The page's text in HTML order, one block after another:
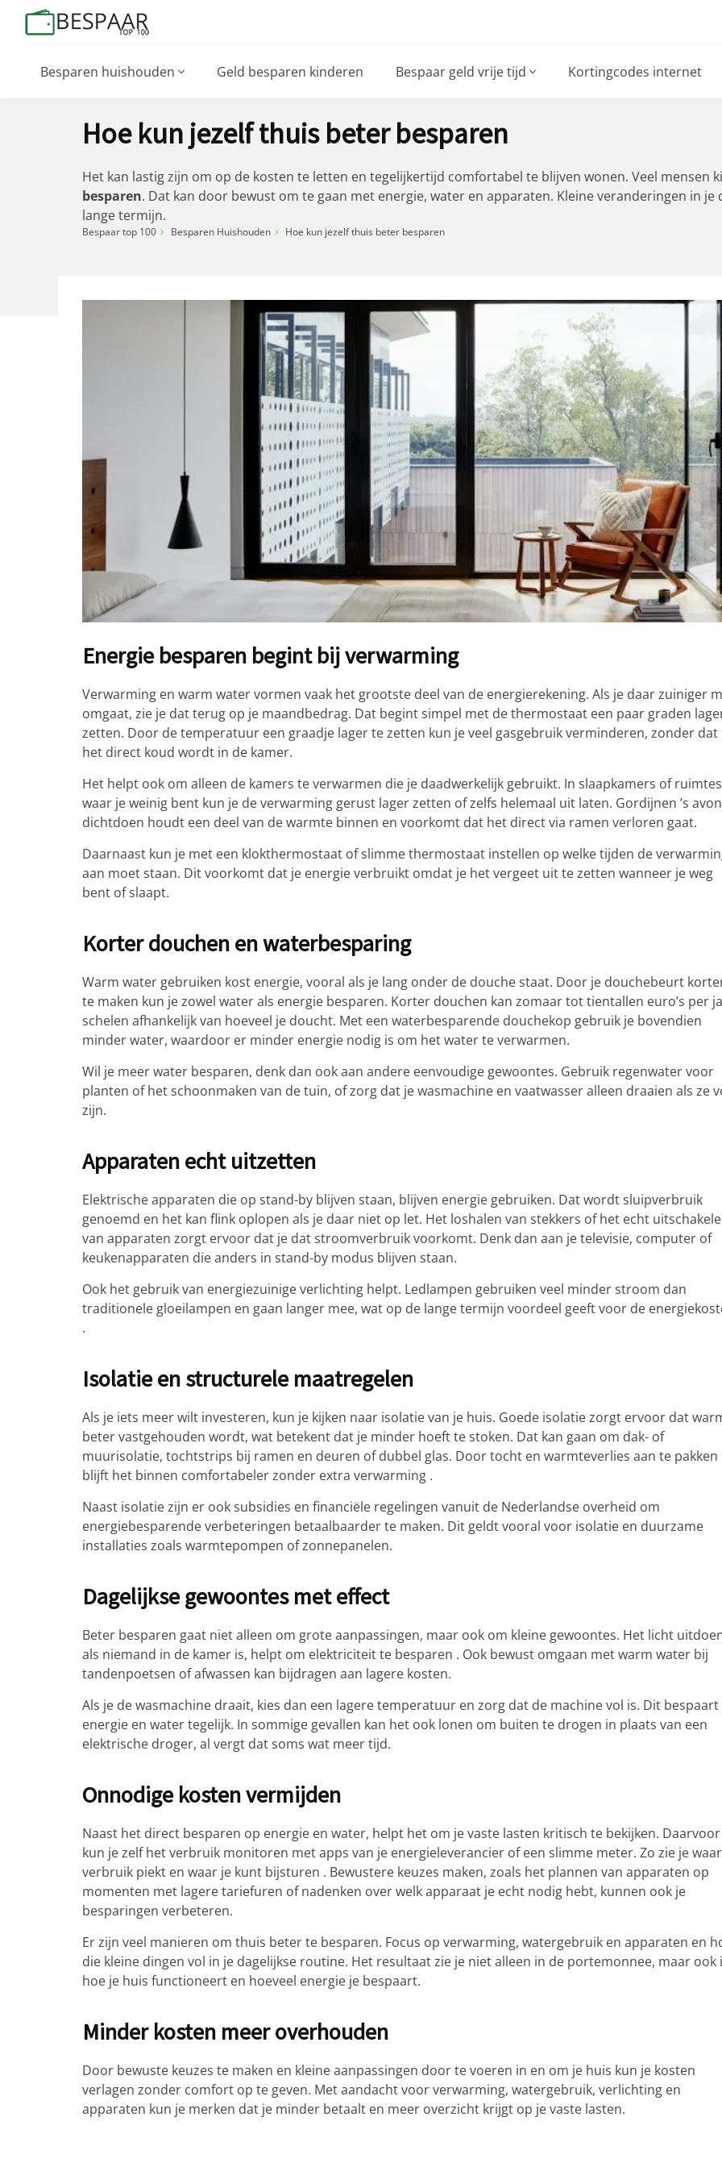
Besparen huishouden Geld besparen kinderen Bespaar geld vrije tijd Kortingcodes internet
Hoe kun jezelf thuis beter besparen
Het kan lastig zijn om op de kosten te letten en tegelijkertijd comfortabel te blijven wonen. Veel mensen
besparen. Dat kan door bewust om te gaan met energie, water en apparaten. Kleine veranderingen in
lange termijn.
Bespaar top 100 Besparen Huishouden Hoe kun jezelf thuis beter besparen
Energie besparen begint bij verwarming
Verwarming en warm water vormen vaak het grootste deel van de energierekening. Als je daar zuiniger
omgaat, zie je dat terug op je maandbedrag. Dat begint simpel met de thermostaat een paar graden
zetten. Door de temperatuur een graadje lager te zetten kun je veel gasgebruik verminderen, zonder dat
het direct koud wordt in de kamer.
Het helpt ook om alleen de kamers te verwarmen die je daadwerkelijk gebruikt. In slaapkamers of ruimtes
waar je weinig bent kun je de verwarming gerust lager zetten of zelfs helemaal uit laten. Gordijnen ’s
dichtdoen houdt een deel van de warmte binnen en voorkomt dat het direct via ramen verloren gaat.
Daarnaast kun je met een klokthermostaat of slimme thermostaat instellen op welke tijden de
aan moet staan. Dit voorkomt dat je energie verbruikt omdat je het vergeet uit te zetten wanneer je weg
bent of slaapt.
Korter douchen en waterbesparing
Warm water gebruiken kost energie, vooral als je lang onder de douche staat. Door je douchebeurt
te maken kun je zowel water als energie besparen. Korter douchen kan zomaar tot tientallen euro’s per
schelen afhankelijk van hoeveel je doucht. Met een waterbesparende douchekop gebruik je bovendien
minder water, waardoor er minder energie nodig is om het water te verwarmen.
Wil je meer water besparen, denk dan ook aan andere eenvoudige gewoontes. Gebruik regenwater voor
planten of het schoonmaken van de tuin, of zorg dat je wasmachine en vaatwasser alleen draaien als ze
zijn.
Apparaten echt uitzetten
Elektrische apparaten die op stand-by blijven staan, blijven energie gebruiken. Dat wordt sluipverbruik
genoemd en het kan flink oplopen als je daar niet op let. Het loshalen van stekkers of het echt
van apparaten zorgt ervoor dat je dat stroomverbruik voorkomt. Denk dan aan je televisie, computer of
keukenapparaten die anders in stand-by modus blijven staan.
Ook het gebruik van energiezuinige verlichting helpt. Ledlampen gebruiken veel minder stroom dan
traditionele gloeilampen en gaan langer mee, wat op de lange termijn voordeel geeft voor de
.
Isolatie en structurele maatregelen
Als je iets meer wilt investeren, kun je kijken naar isolatie van je huis. Goede isolatie zorgt ervoor dat
beter vastgehouden wordt, wat betekent dat je minder hoeft te stoken. Dat kan gaan om dak- of
muurisolatie, tochtstrips bij ramen en deuren of dubbel glas. Door tocht en warmteverlies aan te pakken
blijft het binnen comfortabeler zonder extra verwarming .
Naast isolatie zijn er ook subsidies en financiële regelingen vanuit de Nederlandse overheid om
energiebesparende verbeteringen betaalbaarder te maken. Dit geldt vooral voor isolatie en duurzame
installaties zoals warmtepompen of zonnepanelen.
Dagelijkse gewoontes met effect
Beter besparen gaat niet alleen om grote aanpassingen, maar ook om kleine gewoontes. Het licht
als niemand in de kamer is, helpt om elektriciteit te besparen . Ook bewust omgaan met warm water bij
tandenpoetsen of afwassen kan bijdragen aan lagere kosten.
Als je de wasmachine draait, kies dan een lagere temperatuur en zorg dat de machine vol is. Dit bespaart
energie en water tegelijk. In sommige gevallen kan het ook lonen om buiten te drogen in plaats van een
elektrische droger, al vergt dat soms wat meer tijd.
Onnodige kosten vermijden
Naast het direct besparen op energie en water, helpt het om je vaste lasten kritisch te bekijken. Daarvoor
kun je zelf het verbruik monitoren met apps van je energieleverancier of een slimme meter. Zo zie je
verbruik piekt en waar je kunt bijsturen . Bewustere keuzes maken, zoals het plannen van apparaten op
momenten met lagere tariefuren of nadenken over welk apparaat je echt nodig hebt, kunnen ook je
besparingen verbeteren.
Er zijn veel manieren om thuis beter te besparen. Focus op verwarming, watergebruik en apparaten en
die kleine dingen vol in je dagelijkse routine. Het resultaat zie je niet alleen in de portemonnee, maar ook
hoe je huis functioneert en hoeveel energie je bespaart.
Minder kosten meer overhouden
Door bewuste keuzes te maken en kleine aanpassingen door te voeren in en om je huis kun je kosten
verlagen zonder comfort op te geven. Met aandacht voor verwarming, watergebruik, verlichting en
apparaten kun je merken dat je minder betaalt en meer overzicht krijgt op je vaste lasten.